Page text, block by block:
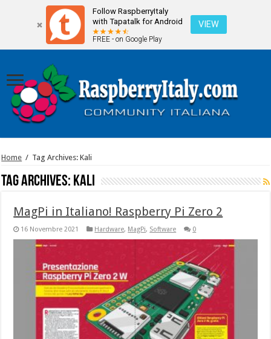
Follow RaspberryItaly
with Tapatalk for Android
FREE - on Google Play
VIEW
Home / Tag Archives: Kali
Tag Archives: Kali
MagPi in Italiano! Raspberry Pi Zero 2
16 Novembre 2021 Hardware, MagPi, Software 0